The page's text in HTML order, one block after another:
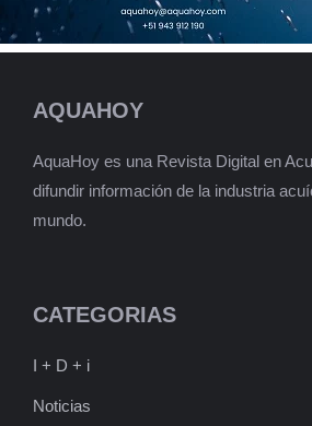
AQUAHOY
AquaHoy es una Revista Digital en
difundir información de la industria
mundo.
CATEGORIAS
I + D + i
Noticias